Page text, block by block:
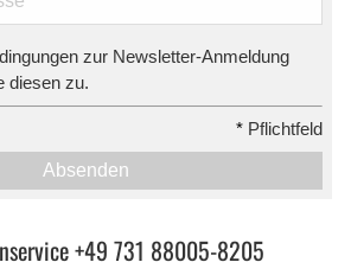
zur Newsletter-Anmeldung
diesen zu.
* Pflichtfeld
Absenden
+49 731 88005-8205